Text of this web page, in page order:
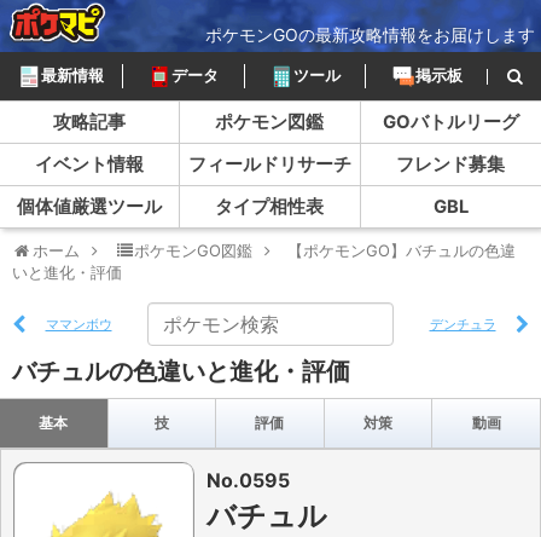
ポケモンGOの最新攻略情報をお届けします
最新情報 データ ツール 掲示板
攻略記事 ポケモン図鑑
GOバトルリーグ
イベント情報
フィールドリサーチ
フレンド募集
個体値厳選ツール
タイプ相性表 GBL
ホーム ポケモンGO図鑑
【ポケモンGO】バチュルの色違
いと進化・評価
ママンボウ デンチュラ
バチュルの色違いと進化・評価
基本 技 評価 対策 動画
No.0595
バチュル